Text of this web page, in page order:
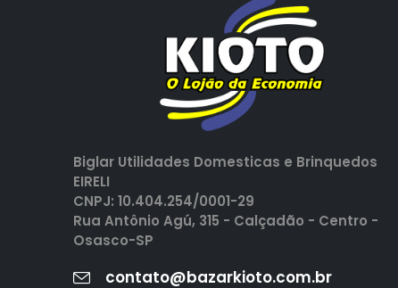
Biglar Utilidades Domesticas e Brinquedos
EIRELI
CNPJ: 10.404.254/0001-29
Rua Antônio Agú, 315 - Calçadão - Centro -
Osasco-SP
contato@bazarkioto.com.br